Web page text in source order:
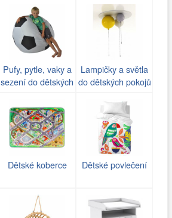
Pufy, pytle, vaky a
sezení do dětských
Lampičky a světla
do dětských pokojů
Dětské koberce Dětské povlečení